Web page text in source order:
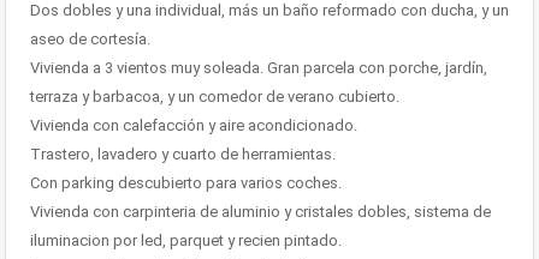
Dos dobles y una individual, más un baño reformado con ducha, y un
aseo de cortesía.
Vivienda a 3 vientos muy soleada. Gran parcela con porche, jardín,
terraza y barbacoa, y un comedor de verano cubierto.
Vivienda con calefacción y aire acondicionado.
Trastero, lavadero y cuarto de herramientas.
Con parking descubierto para varios coches.
Vivienda con carpinteria de aluminio y cristales dobles, sistema de
iluminacion por led, parquet y recien pintado.